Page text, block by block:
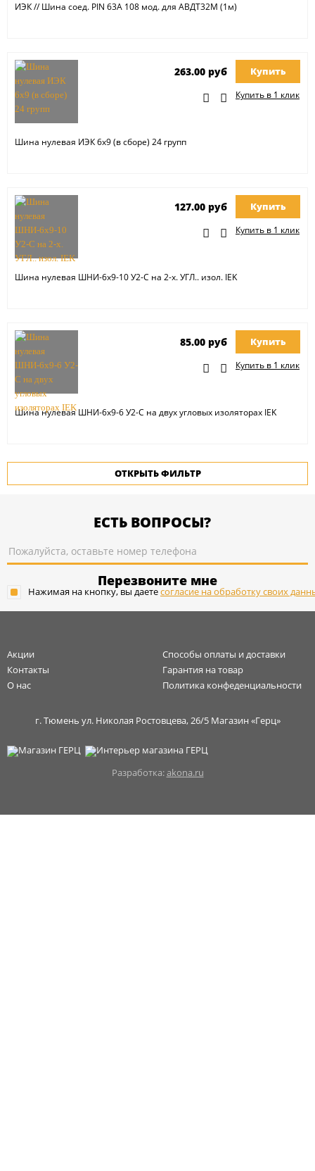
ИЭК // Шина соед. PIN 63A 108 мод. для АВДТ32М (1м)
Шина нулевая ИЭК 6х9 (в сборе) 24 групп
263.00 руб Купить
Купить в 1 клик
Шина нулевая ШНИ-6х9-10 У2-С на 2-х. УГЛ.. изол. IEK
127.00 руб Купить
Купить в 1 клик
Шина нулевая ШНИ-6х9-6 У2-С на двух угловых изоляторах IEK
85.00 руб Купить
Купить в 1 клик
ОТКРЫТЬ ФИЛЬТР
ЕСТЬ ВОПРОСЫ?
Перезвоните мне
Нажимая на кнопку, вы даетесогласие на обработку своих
Акции
Контакты
О нас
Способы оплаты и доставки
Гарантия на товар
Политика конфеденциальности
г. Тюмень ул. Николая Ростовцева, 26/5 Магазин «Герц»
Разработка:akona.ru